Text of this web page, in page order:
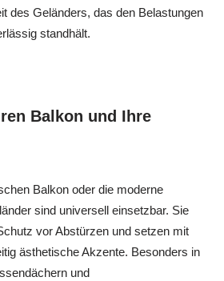
des Geländers, das den Belastungen
standhält.
Balkon und Ihre
Balkon oder die moderne
sind universell einsetzbar. Sie
vor Abstürzen und setzen mit
ästhetische Akzente. Besonders in
und